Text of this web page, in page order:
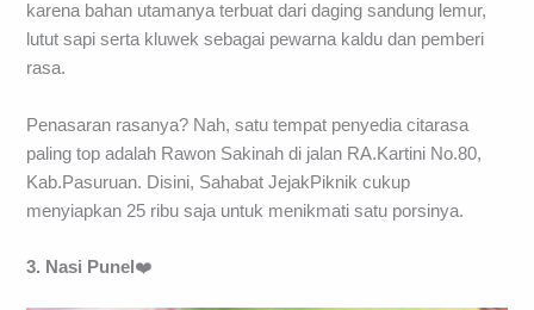
karena bahan utamanya terbuat dari daging sandung lemur,
lutut sapi serta kluwek sebagai pewarna kaldu dan pemberi
rasa.
Penasaran rasanya? Nah, satu tempat penyedia citarasa
paling top adalah Rawon Sakinah di jalan RA.Kartini No.80,
Kab.Pasuruan. Disini, Sahabat JejakPiknik cukup
menyiapkan 25 ribu saja untuk menikmati satu porsinya.
3. Nasi Punel ❤️